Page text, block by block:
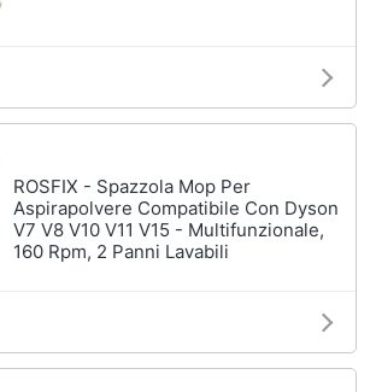
ROSFIX - Spazzola Mop Per
Aspirapolvere Compatibile Con Dyson
V7 V8 V10 V11 V15 - Multifunzionale,
160 Rpm, 2 Panni Lavabili